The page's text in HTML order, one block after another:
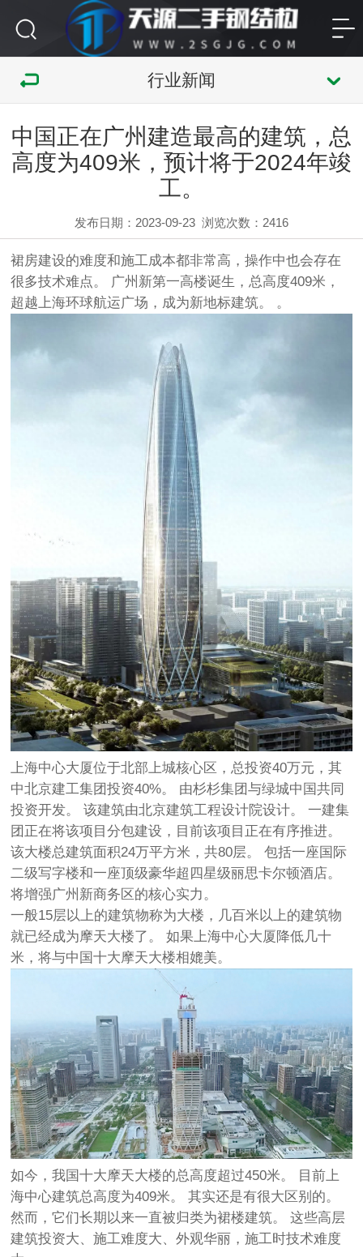
行业新闻
中国正在广州建造最高的建筑，总
高度为409米，预计将于2024年竣
工。
发布日期：2023-09-23 浏览次数： 2416
裙房建设的难度和施工成本都非常高，操作中也会存在
很多技术难点。 广州新第一高楼诞生，总高度409米，
超越上海环球航运广场，成为新地标建筑。 。
上海中心大厦位于北部上城核心区，总投资40万元，其
中北京建工集团投资40%。 由杉杉集团与绿城中国共同
投资开发。 该建筑由北京建筑工程设计院设计。 一建集
团正在将该项目分包建设，目前该项目正在有序推进。
该大楼总建筑面积24万平方米，共80层。 包括一座国际
二级写字楼和一座顶级豪华超四星级丽思卡尔顿酒店。
将增强广州新商务区的核心实力。
一般15层以上的建筑物称为大楼，几百米以上的建筑物
就已经成为摩天大楼了。 如果上海中心大厦降低几十
米，将与中国十大摩天大楼相媲美。
如今，我国十大摩天大楼的总高度超过450米。 目前上
海中心建筑总高度为409米。 其实还是有很大区别的。
然而，它们长期以来一直被归类为裙楼建筑。 这些高层
建筑投资大、施工难度大、外观华丽，施工时技术难度